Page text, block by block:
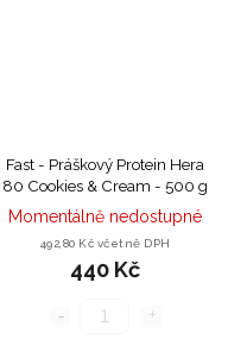
Fast - Práškový Protein Hera
80 Cookies & Cream - 500 g
Momentálně nedostupné
492,80 Kč včetně DPH
440 Kč